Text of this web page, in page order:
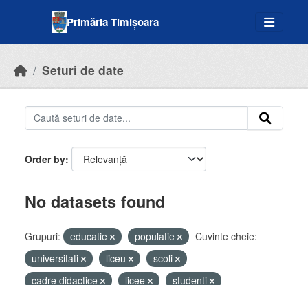
Primăria Timișoara
Seturi de date
Order by
No datasets found
Grupuri: educatie populatie
Cuvinte cheie:
universitati
liceu
scoli
cadre didactice
licee
studenti